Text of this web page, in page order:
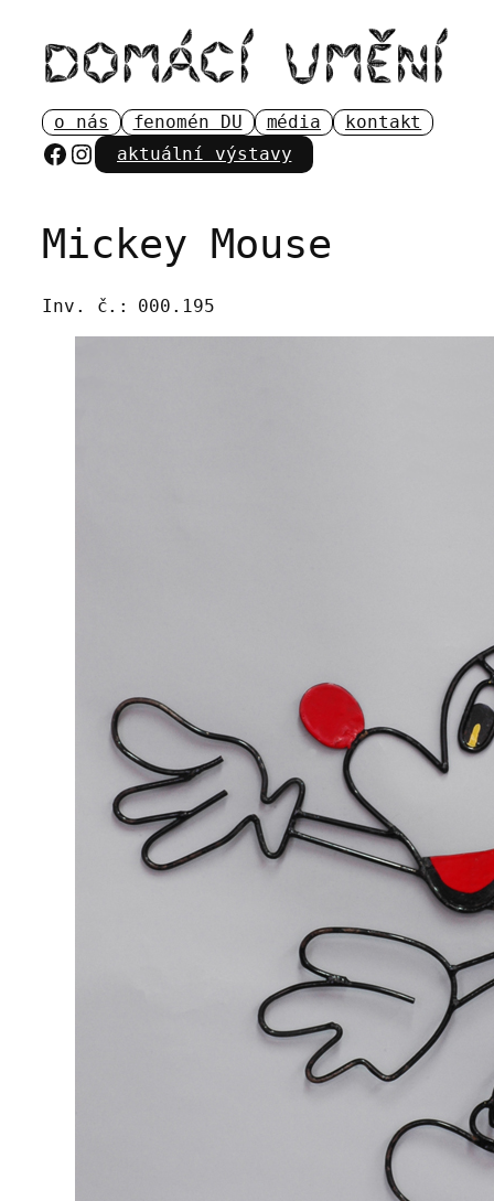
obsah
o nás fenomén DU média kontakt
Facebook
Instagram
aktuální výstavy
Mickey Mouse
Inv. č.: 000.195